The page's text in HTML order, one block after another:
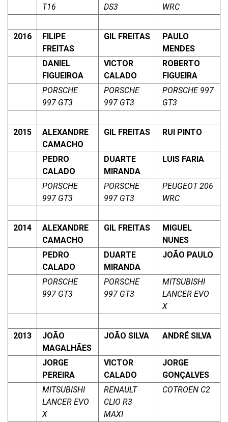
T16
DS3
WRC
2016
FILIPE
FREITAS
GIL FREITAS
PAULO
MENDES
DANIEL
FIGUEIROA
VICTOR
CALADO
ROBERTO
FIGUEIRA
PORSCHE
997 GT3
PORSCHE
997 GT3
PORSCHE 997
GT3
2015
ALEXANDRE
CAMACHO
GIL FREITAS RUI PINTO
PEDRO
CALADO
DUARTE
MIRANDA
LUIS FARIA
PORSCHE
997 GT3
PORSCHE
997 GT3
PEUGEOT 206
WRC
2014
ALEXANDRE
CAMACHO
GIL FREITAS
MIGUEL
NUNES
PEDRO
CALADO
DUARTE
MIRANDA
JOÃO PAULO
PORSCHE
997 GT3
PORSCHE
997 GT3
MITSUBISHI
LANCER EVO
X
2013
JOÃO
MAGALHÃES
JOÃO SILVA ANDRÉ SILVA
JORGE
PEREIRA
VICTOR
CALADO
JORGE
GONÇALVES
MITSUBISHI
LANCER EVO
X
RENAULT
CLIO R3
MAXI
COTROEN C2